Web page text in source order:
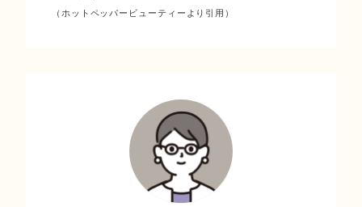
（ホットペッパービューティーより引用）